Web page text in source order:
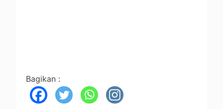
Bagikan :